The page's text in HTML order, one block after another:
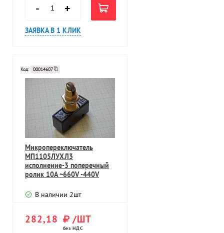
- +
ЗАЯВКА В 1 КЛИК
Код: 00014607
Микропереключатель
МП1105ЛУХЛ3
исполнение-3 поперечный
ролик 10А ~660V -440V
В наличии 2шт
282,18 /ШТ
без НДС